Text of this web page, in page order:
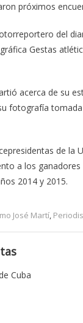
próximos
del
Gestas
acerca de su
fotografía
de la
a los
2014 y 2015.
José Martí,
Cuba